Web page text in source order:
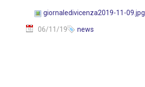
giornaledivicenza2019-11-09.jpg
06/11/19 news